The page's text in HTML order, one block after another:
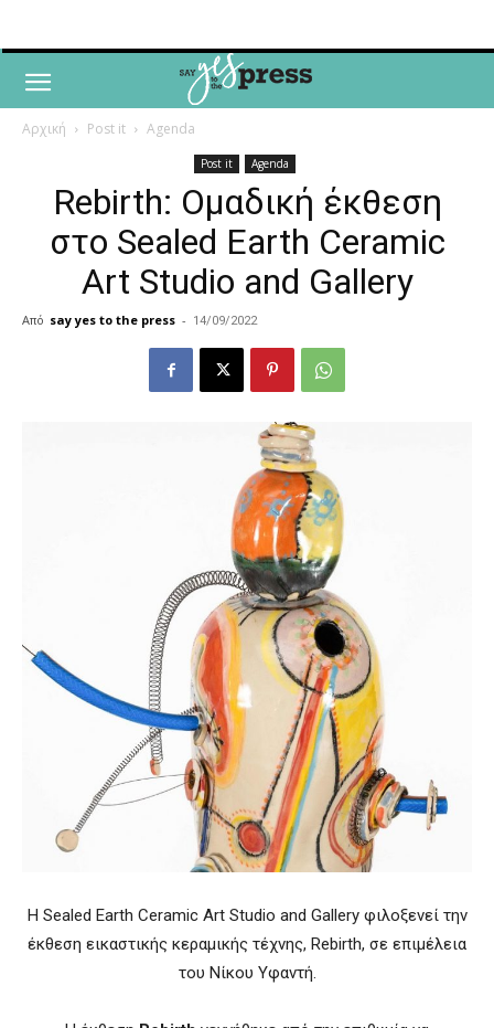
Αρχική Post it Agenda
Post it Agenda
Rebirth: Ομαδική έκθεση
στο Sealed Earth Ceramic
Art Studio and Gallery
Από say yes to the press - 14/09/2022
Η Sealed Earth Ceramic Art Studio and Gallery φιλοξενεί την
έκθεση εικαστικής κεραμικής τέχνης, Rebirth, σε επιμέλεια
του Νίκου Υφαντή.